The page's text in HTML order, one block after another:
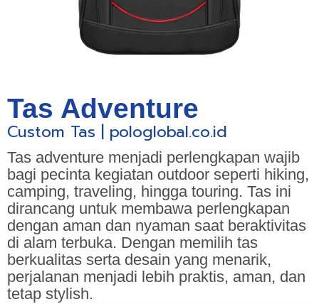
Tas Adventure
Custom Tas | pologlobal.co.id
Tas adventure menjadi perlengkapan wajib
bagi pecinta kegiatan outdoor seperti hiking,
camping, traveling, hingga touring. Tas ini
dirancang untuk membawa perlengkapan
dengan aman dan nyaman saat beraktivitas
di alam terbuka. Dengan memilih tas
berkualitas serta desain yang menarik,
perjalanan menjadi lebih praktis, aman, dan
tetap stylish.